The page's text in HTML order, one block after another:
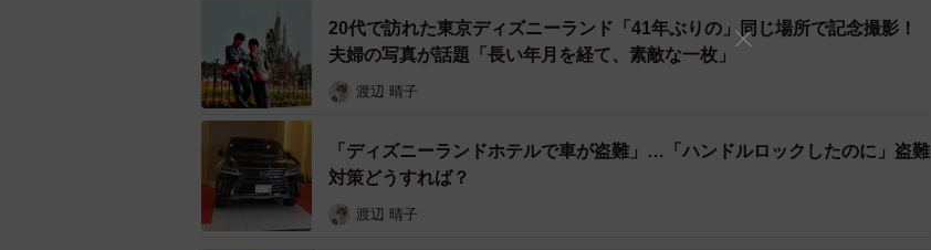
20代で訪れた東京ディズニーランド「41年ぶりの」同じ場所で記念撮影！
夫婦の写真が話題「長い年月を経て、素敵な一枚」
渡辺 晴子
「ディズニーランドホテルで車が盗難」…「ハンドルロックしたのに」盗難
対策どうすれば？
渡辺 晴子